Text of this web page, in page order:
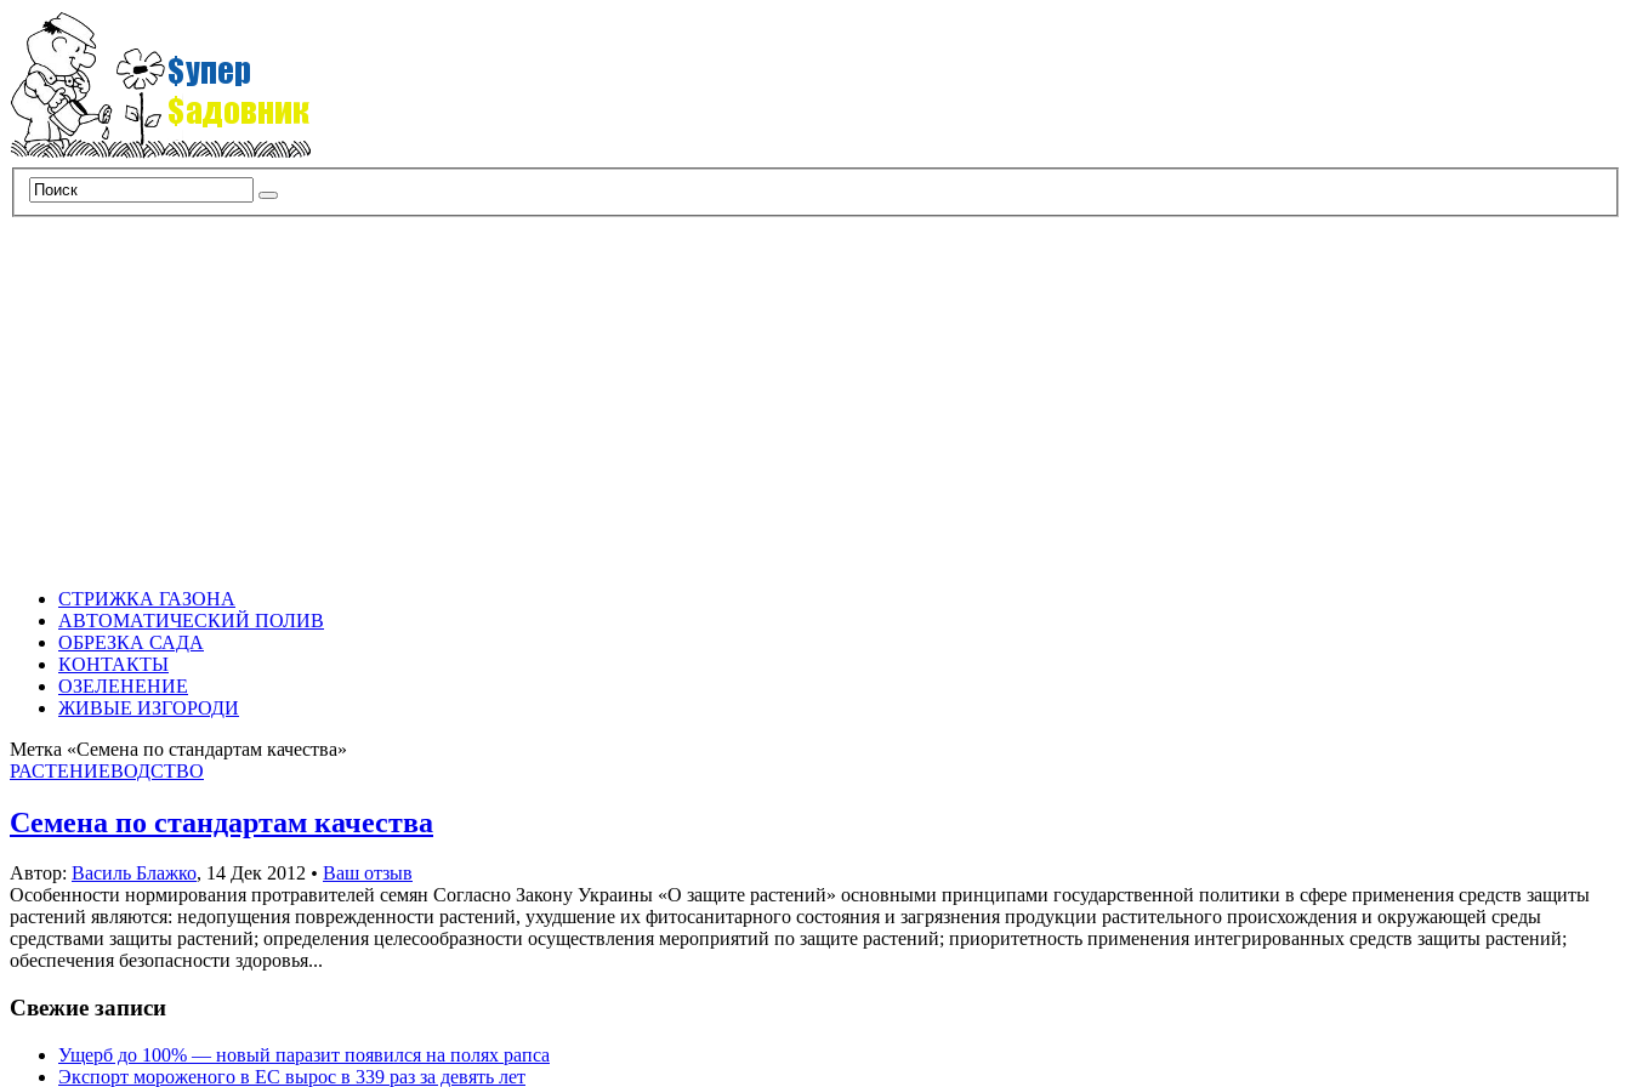
СТРИЖКА ГАЗОНА
АВТОМАТИЧЕСКИЙ ПОЛИВ
ОБРЕЗКА САДА
КОНТАКТЫ
ОЗЕЛЕНЕНИЕ
ЖИВЫЕ ИЗГОРОДИ
Метка «Семена по стандартам качества»
РАСТЕНИЕВОДСТВО
Семена по стандартам качества
Автор: Василь Блажко, 14 Дек 2012 • Ваш отзыв
Особенности нормирования протравителей семян Согласно Закону Украины «О защите растений» основными принципами государственной политики в сфере применения средств защиты
растений являются: недопущения поврежденности растений, ухудшение их фитосанитарного состояния и загрязнения продукции растительного происхождения и окружающей среды
средствами защиты растений; определения целесообразности осуществления мероприятий по защите растений; приоритетность применения интегрированных средств защиты растений;
обеспечения безопасности здоровья...
Свежие записи
Ущерб до 100% — новый паразит появился на полях рапса
Экспорт мороженого в ЕС вырос в 339 раз за девять лет